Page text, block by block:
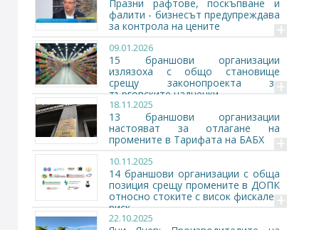
Празни рафтове, поскъпване и
фалити - бизнесът предупреждава
за контрола на цените
+
09.01.2026
15 браншови организации
излязоха с общо становище
срещу законопроекта за
търговските надценки
+
18.11.2025
13 браншови организации
настояват за отлагане на
промените в Тарифата на БАБХ
+
10.11.2025
14 браншови организации с обща
позиция срещу промените в ДОПК
относно стоките с висок фискален
риск
+
22.10.2025